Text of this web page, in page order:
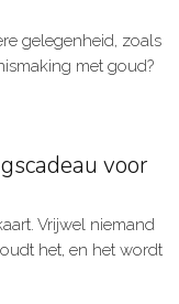
gelegenheid, zoals
met goud?
voor
Vrijwel niemand
het, en het wordt